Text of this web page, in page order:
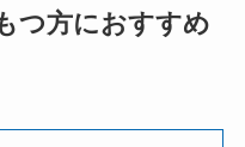
つ方におすすめ